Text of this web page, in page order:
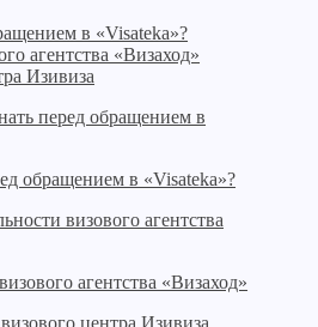
в «Visateka»?
агентства «Визаход»
Изивиза
обращением в «Visateka»?
агентства «Визаход»